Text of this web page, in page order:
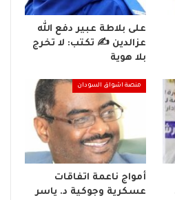
على بلاطة عبير دفع الله
عزالدين ✍️ تكتب: لا تخرج
بلا هوية
منصة اشواق السودان
أمواج ناعمة اتفاقات
عسكرية وجوكية د. ياسر